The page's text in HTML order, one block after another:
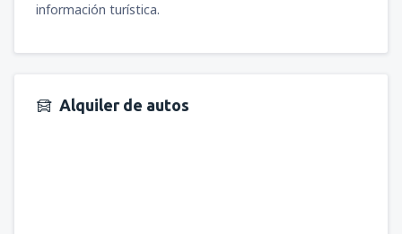
información turística.
Alquiler de autos